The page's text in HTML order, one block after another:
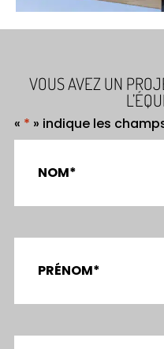
VOUS AVEZ UN
« * » indique les